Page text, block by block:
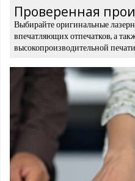
Проверенная
Выбирайте оригинальные
впечатляющих отпечатков, а
высокопроизводительной